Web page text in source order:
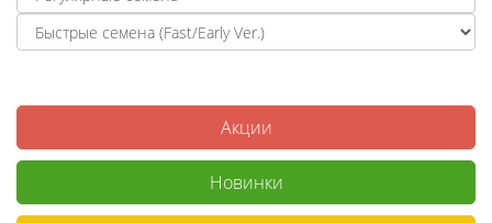
Акции
Новинки